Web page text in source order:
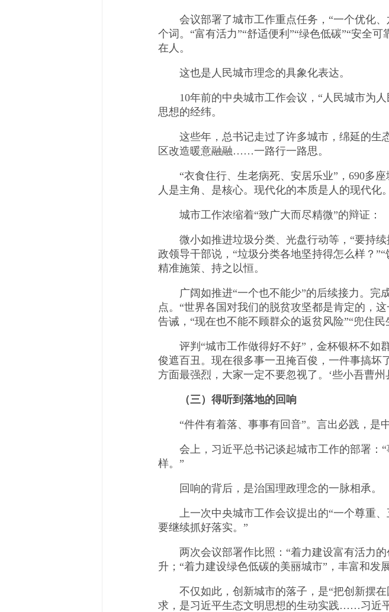
会议部署了城市工作重点任务，“一个优化、
个词。“富有活力”“舒适便利”“绿色低碳”“安全
在人。
这也是人民城市理念的具象化表达。
10年前的中央城市工作会议，“人民城市为人
思想的经纬。
这些年，总书记走过了许多城市，绵延的生
区改造暖意融融……一路行一路思。
“衣食住行、生老病死、安居乐业”，690多座
人是主角、是核心。现代化的本质是人的现代化
城市工作浓缩着“致广大而尽精微”的辩证：
微小如推进垃圾分类、光盘行动等，“要持续
政领导干部说，“垃圾分类各地坚持得怎么样？
精准施策、持之以恒。
广阔如推进“一个也不能少”的后续接力。完
点。“世界各国对我们的脱贫攻坚都是肯定的，
告诫，“现在也不能不顾群众的返贫风险”“兜住
评判“城市工作做得好不好”，金杯银杯不如
俊遮百丑。现在很多事一丑掩百俊，一件事搞
方面最强烈，大家一定不要忽视了。‘些小吾曹州
（三）得听到落地的回响
“件件有着落、事事有回音”。言出必践，是中
会上，习近平总书记谈起城市工作的部署：“
样。”
回响的背后，是治国理政理念的一脉相承。
上一次中央城市工作会议提出的“一个尊重、
要继续抓好落实。”
两次会议部署作比照：“着力建设富有活力的
升；“着力建设绿色低碳的美丽城市”，丰富和
不仅如此，创新城市的落子，是“把创新摆在
求，是习近平生态文明思想的生动实践……习近